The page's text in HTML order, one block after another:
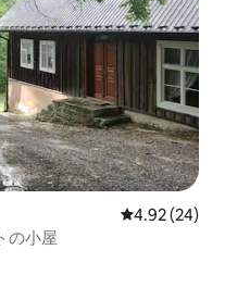
レビュー24
4.92 (24)
の小屋